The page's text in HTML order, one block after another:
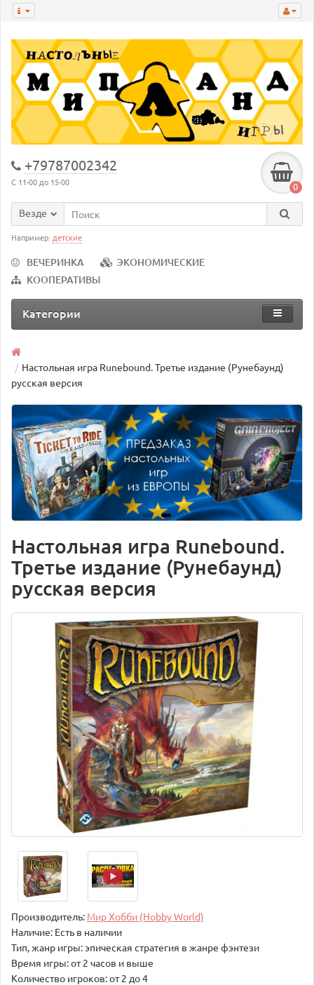
+79787002342
С 11-00 до 15-00 0
Везде
Например: детские
ВЕЧЕРИНКА
ЭКОНОМИЧЕСКИЕ
КООПЕРАТИВЫ
Категории
Настольная игра Runebound. Третье издание (Рунебаунд)
русская версия
Настольная игра Runebound.
Третье издание (Рунебаунд)
русская версия
Производитель: Мир Хобби (Hobby World)
Наличие: Есть в наличии
Тип, жанр игры: эпическая стратегия в жанре фэнтези
Время игры: от 2 часов и выше
Количество игроков: от 2 до 4